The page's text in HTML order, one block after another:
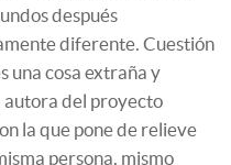
después
diferente. Cuestión
una cosa extraña y
autora del proyecto
la que pone de relieve
persona, mismo